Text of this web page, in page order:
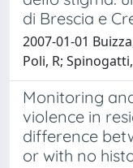
di Brescia e
2007-01-01
Poli, R;
Monitoring
violence in
difference
or with no